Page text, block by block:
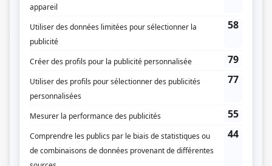
Zac, le fils abandonné. Mais soudainement pressenti comme le futur maire de
jamais il est retrouvé. Surtout que ses anciens complices, qui sont en fait son
père Don, ses frères Steve, Pascal et Mathieu, sont sur le point d'être libérés
(Fourni par la production)
Liens
Fiche deLe clan sur Showbizz.net
Genre